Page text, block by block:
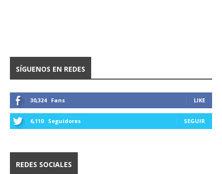
SÍGUENOS EN REDES
30,324 Fans LIKE
6,110 Seguidores SEGUIR
REDES SOCIALES